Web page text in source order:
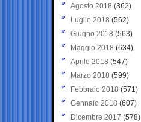
Agosto 2018 (362)
Luglio 2018 (562)
Giugno 2018 (563)
Maggio 2018 (634)
Aprile 2018 (547)
Marzo 2018 (599)
Febbraio 2018 (571)
Gennaio 2018 (607)
Dicembre 2017 (578)